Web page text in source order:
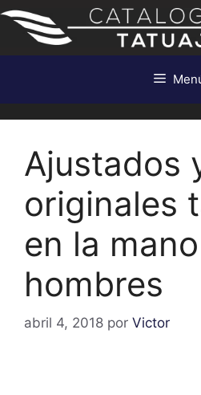
Saltar
contenido
Ajustados
originales
en la
hombres
abril 4, 2018 por Victor